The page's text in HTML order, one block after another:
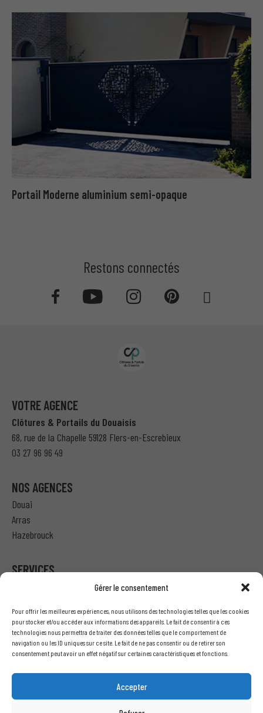
Gérer le consentement
Pour offrir les meilleures expériences, nous utilisons des technologies telles que les cookies
pour stocker et/ou accéder aux informations des appareils. Le fait de consentir à ces
technologies nous permettra de traiter des données telles que le comportement de
navigation ou les ID uniques sur ce site. Le fait de ne pas consentir ou de retirer son
consentement peut avoir un effet négatif sur certaines caractéristiques et fonctions.
Accepter
Portail Moderne aluminium semi-opaque
Restons connectés
VOTRE AGENCE
Clôtures & Portails du Douaisis
68, rue de la Chapelle 59128 Flers-en-Escrebieux
03 27 96 96 49
NOS AGENCES
Douai
Arras
Hazebrouck
SERVICES
Professionnel – J’ai besoin d’un devis
Nous écrire
Recrutement
INFORMATIONS LÉGALES